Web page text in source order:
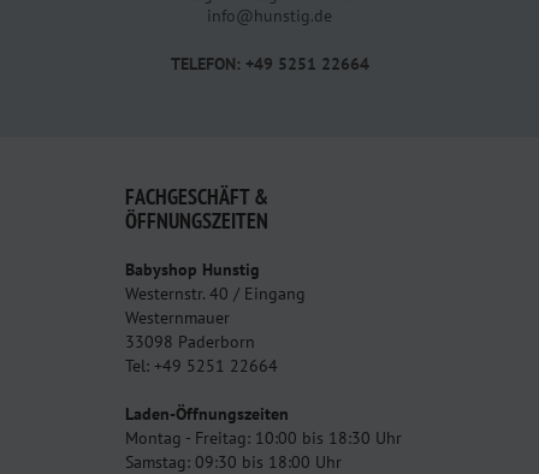
info@hunstig.de
TELEFON: +49 5251 22664
FACHGESCHÄFT &
ÖFFNUNGSZEITEN
Babyshop Hunstig
Westernstr. 40 / Eingang
Westernmauer
33098 Paderborn
Tel: +49 5251 22664
Laden-Öffnungszeiten
Montag - Freitag: 10:00 bis 18:30 Uhr
Samstag: 09:30 bis 18:00 Uhr